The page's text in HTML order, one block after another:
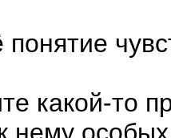
понятие
какой-то